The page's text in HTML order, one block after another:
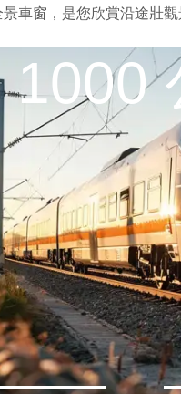
車窗，是您欣賞沿途壯
1000